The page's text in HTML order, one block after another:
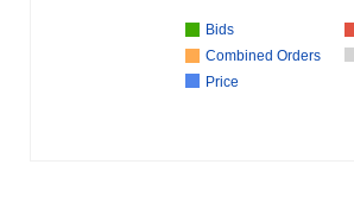
Bids
Combined Orders
Price